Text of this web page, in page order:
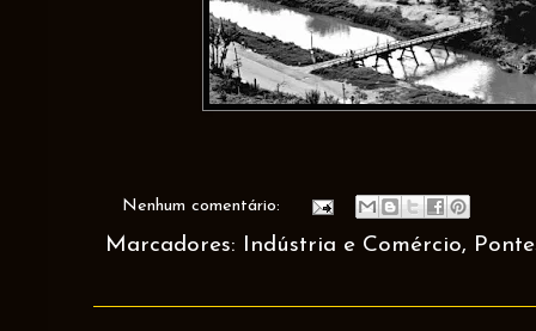
Nenhum comentário:
Marcadores: Indústria e Comércio,